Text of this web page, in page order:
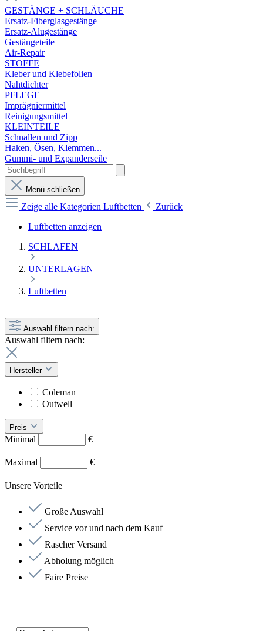
GESTÄNGE + SCHLÄUCHE
Ersatz-Fiberglasgestänge
Ersatz-Alugestänge
Gestängeteile
Air-Repair
STOFFE
Kleber und Klebefolien
Nahtdichter
PFLEGE
Imprägniermittel
Reinigungsmittel
KLEINTEILE
Schnallen und Zipp
Haken, Ösen, Klemmen...
Gummi- und Expanderseile
Menü schließen
Zeige alle Kategorien Luftbetten
Zurück
Luftbetten anzeigen
SCHLAFEN
UNTERLAGEN
Luftbetten
Auswahl filtern nach:
Auswahl filtern nach:
Hersteller
Coleman
Outwell
Preis
Minimal
€
–
Maximal
€
Unsere Vorteile
Große Auswahl
Service vor und nach dem Kauf
Rascher Versand
Abholung möglich
Faire Preise